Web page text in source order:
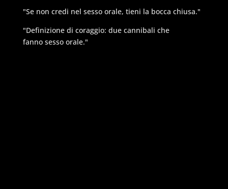
"Se non credi nel sesso orale, tieni la bocca chiusa."
"Definizione di coraggio: due cannibali che
fanno sesso orale."